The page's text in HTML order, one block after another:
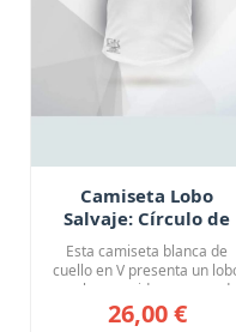
Camiseta Lobo
Salvaje: Círculo de
Fauces
Esta camiseta blanca de
cuello en V presenta un
en pleno rugido enmarcad...
26,00 €